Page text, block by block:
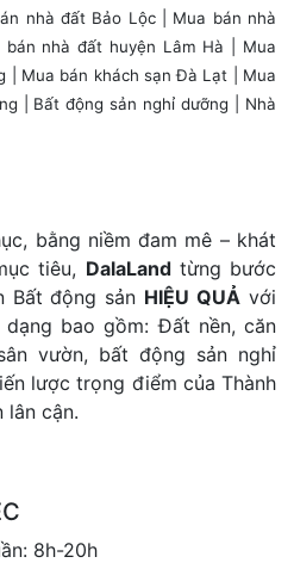
nhà đất Bảo Lộc| Mua bán nhà
bán nhà đất huyện Lâm Hà
Mua
Mua bán khách sạn Đà Lạt | Mua
| Bất động sản nghỉ dưỡng
Nhà
bằng niềm đam mê – khát
tiêu, DalaLandtừng bước
Bất động sản HIỆU QUẢ với
bao gồm: Đất nền, căn
vườn, bất động sản nghỉ
lược trọng điểm của Thành
lân cận.
8h-20h